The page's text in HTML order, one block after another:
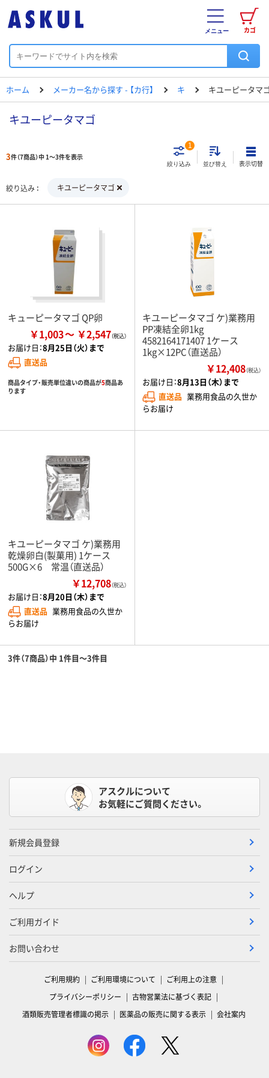
カゴ
メニュー
ホーム メーカー名から探す - 【カ行】 キ キユーピータマ
キユーピータマゴ
3件（7商品）中 1～3件を表示
絞り込み
1
並び替え 表示切替
絞り込み キユーピータマゴ
キューピータマゴ QP卵
￥1,003 ￥2,547
お届け日：8月25日（火）まで
直送品
商品タイプ・販売単位違いの商品が5商品あ
ります
キユーピータマゴ ケ)業務用
PP凍結全卵1kg
4582164171407 1ケース
1kg×12PC（直送品）
￥12,408（税込）
お届け日：8月13日（木）まで
直送品 業務用食品の久世か
らお届け
キユーピータマゴ ケ)業務用
乾燥卵白(製菓用) 1ケース
500G×6 常温（直送品）
￥12,708（税込）
お届け日：8月20日（木）まで
直送品 業務用食品の久世か
らお届け
3件（7商品）中 1件目～3件目
アスクルについて
お気軽にご質問ください。
新規会員登録
ログイン
ヘルプ
ご利用ガイド
お問い合わせ
ご利用規約 ご利用環境について
ご利用上の注意
プライバシーポリシー
古物営業法に基づく表記
酒類販売管理者標識の掲示
医薬品の販売に関する表示 会社案内